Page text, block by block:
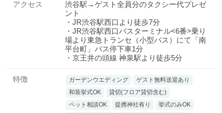
アクセス
渋谷駅→ゲスト全員分のタクシー代プレゼ
ント
・JR渋谷駅西口より徒歩7分
・JR渋谷駅西口バスターミナル<6番>乗り
場より東急トランセ（小型バス）にて「南
平台町」バス停下車1分
・京王井の頭線 神泉駅より徒歩5分
特徴 ガーデンウエディング
ゲスト無料送迎あり
和装挙式OK
貸切(フロア貸切含む)
ペット相談OK
提携神社有り
挙式のみOK